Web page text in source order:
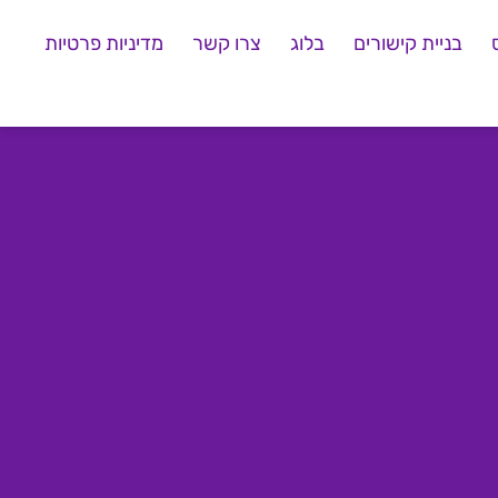
בניית קישורים בלוג צרו קשר מדיניות פרטיות